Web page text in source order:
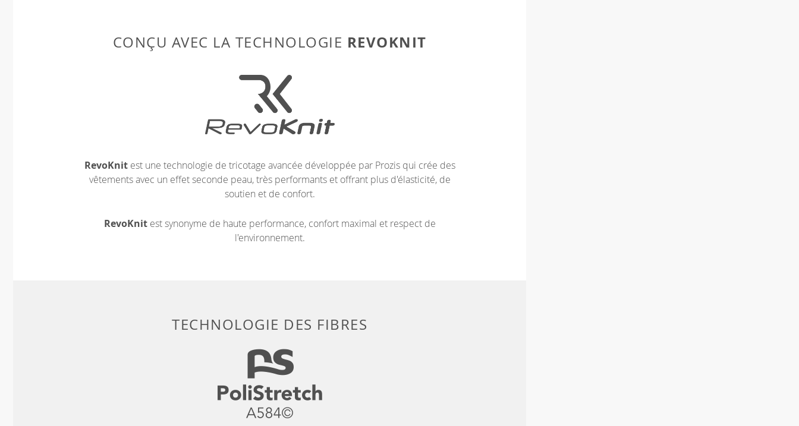
CONÇU AVEC LA TECHNOLOGIE REVOKNIT
RevoKnitest une technologie de tricotage avancée développée par Prozis qui crée des
vêtements avec un effet seconde peau, très performants et offrant plus d'élasticité, de
soutien et de confort.
RevoKnitest synonyme de haute performance, confort maximal et respect de
l'environnement.
TECHNOLOGIE DES FIBRES